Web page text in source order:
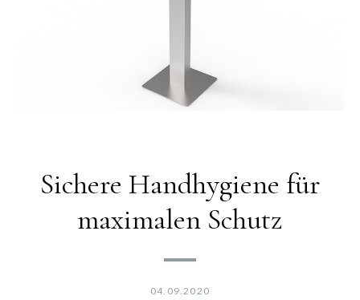
Sichere Handhygiene für
maximalen Schutz
04.09.2020